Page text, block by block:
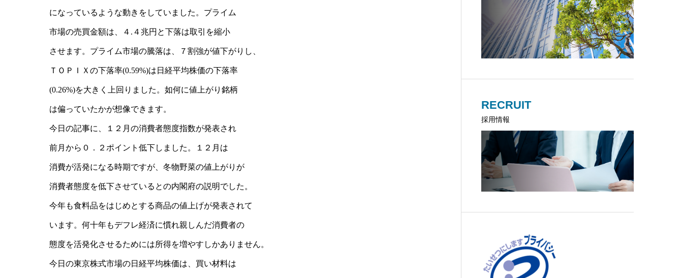
になっているような動きをしていました。プライム
市場の売買金額は、４.４兆円と下落は取引を縮小
させます。プライム市場の騰落は、７割強が値下がりし、
ＴＯＰＩＸの下落率(0.59%)は日経平均株価の下落率
(0.26%)を大きく上回りました。如何に値上がり銘柄
は偏っていたかが想像できます。
今日の記事に、１２月の消費者態度指数が発表され
前月から０．２ポイント低下しました。１２月は
消費が活発になる時期ですが、冬物野菜の値上がりが
消費者態度を低下させているとの内閣府の説明でした。
今年も食料品をはじめとする商品の値上げが発表されて
います。何十年もデフレ経済に慣れ親しんだ消費者の
態度を活発化させるためには所得を増やすしかありません。
今日の東京株式市場の日経平均株価は、買い材料は
RECRUIT
採用情報